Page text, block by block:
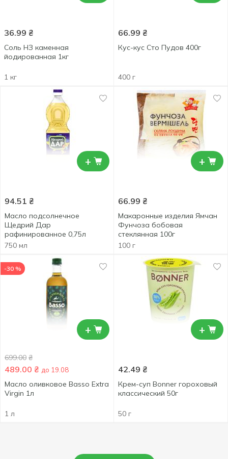
36.99 ₴
Соль НЗ каменная
йодированная 1кг
1 кг
66.99 ₴
Кус-кус Сто Пудов 400г
400 г
+
94.51 ₴
Масло подсолнечное
Щедрий Дар
рафинированное 0,75л
750 мл
+
66.99 ₴
Макаронные изделия Ямчан
Фунчоза бобовая
стеклянная 100г
100 г
+
-30 %
699.00 ₴
489.00 ₴ до 19.08
Масло оливковое Basso Extra
Virgin 1л
1 л
+
42.49 ₴
Крем-суп Bonner гороховый
классический 50г
50 г